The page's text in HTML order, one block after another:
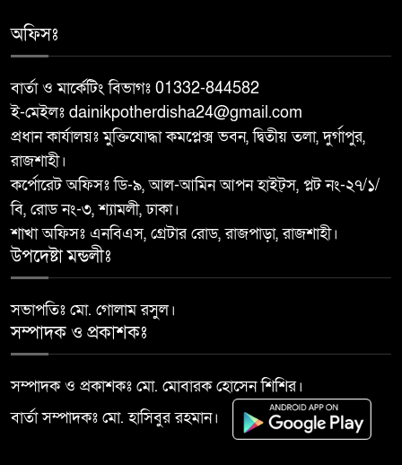
মাদক কারবারি আটক
৮
আত্রাইয়ে ২০ লাখ টাকা মূল্যের ট্রাক্টর
চুরি
৯
বাঘা পৌরসভার উন্নয়নে পাঁচটি
প্রকল্পের উদ্বোধন করলেন সংসদ
সদস্য আবু সাঈদ চাঁদ
১০
অফিসঃ
বার্তা ও মার্কেটিং বিভাগঃ 01332-844582
ই-মেইলঃ dainikpotherdisha24@gmail.com
প্রধান কার্যালয়ঃ মুক্তিযোদ্ধা কমপ্লেক্স ভবন, দ্বিতীয় তলা, দুর্গাপুর,
রাজশাহী।
কর্পোরেট অফিসঃ ডি-৯, আল-আমিন আপন হাইট্স, প্লট নং-২৭/১/
বি, রোড নং-৩, শ্যামলী, ঢাকা।
শাখা অফিসঃ এনবিএস, গ্রেটার রোড, রাজপাড়া, রাজশাহী।
উপদেষ্টা মন্ডলীঃ
সভাপতিঃ মো. গোলাম রসুল।
সম্পাদক ও প্রকাশকঃ
সম্পাদক ও প্রকাশকঃ মো. মোবারক হোসেন শিশির।
বার্তা সম্পাদকঃ মো. হাসিবুর রহমান।